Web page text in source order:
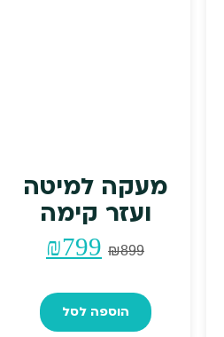
מעקה למיטה
ועזר קימה
₪899
המחיר
היה:
₪799
הוא:
הוספה לסל